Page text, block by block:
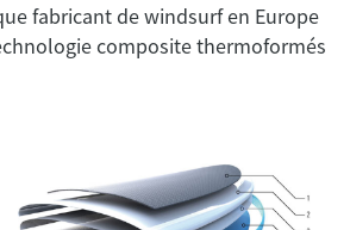
fabricant de windsurf en Europe